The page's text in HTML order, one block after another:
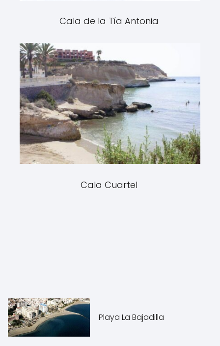
Cala de la Tía Antonia
Cala Cuartel
Playa La Bajadilla